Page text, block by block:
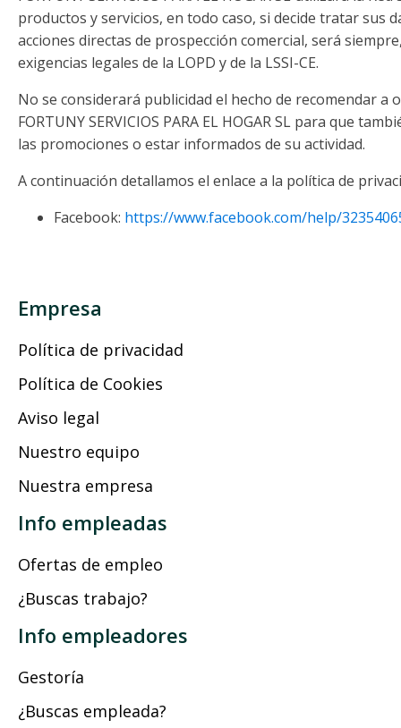
productos y servicios, en todo caso, si decide tratar sus
acciones directas de prospección comercial, será
exigencias legales de la LOPD y de la LSSI-CE.
No se considerará publicidad el hecho de recomendar a
FORTUNY SERVICIOS PARA EL HOGAR SL para que
las promociones o estar informados de su actividad.
A continuación detallamos el enlace a la política de
Facebook: https://www.facebook.com/help/
Empresa
Política de privacidad
Política de Cookies
Aviso legal
Nuestro equipo
Nuestra empresa
Info empleadas
Ofertas de empleo
¿Buscas trabajo?
Info empleadores
Gestoría
¿Buscas empleada?